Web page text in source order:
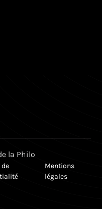
la Philo
Mentions
légales